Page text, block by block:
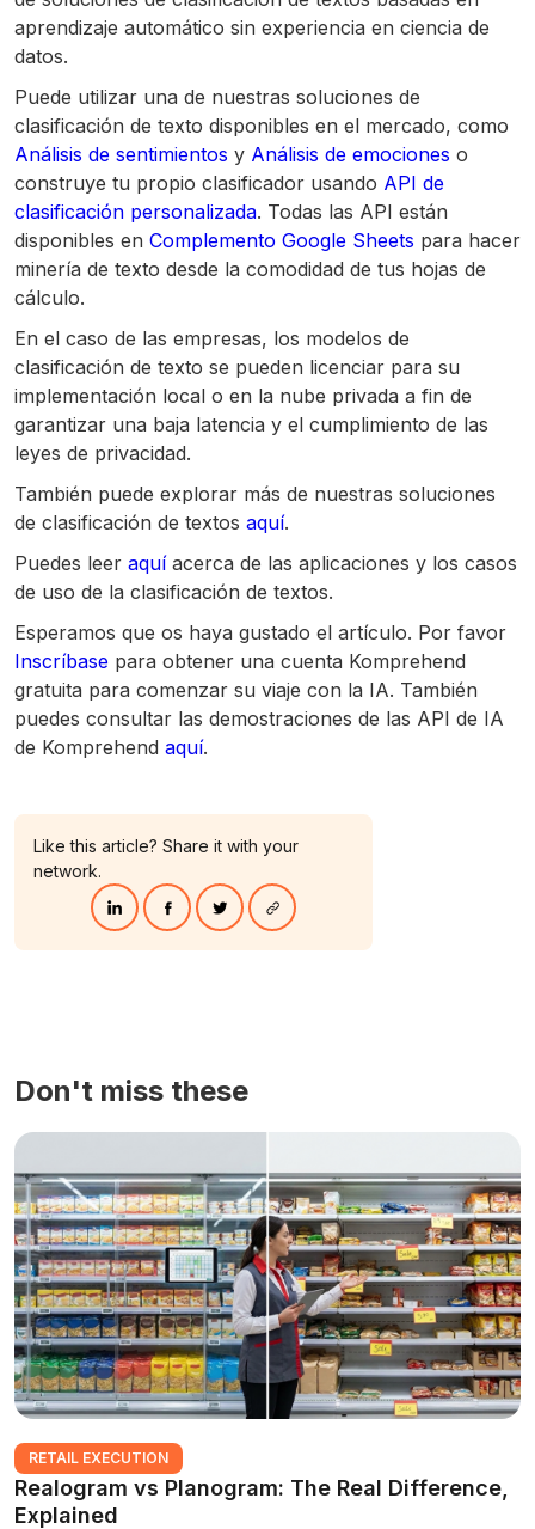
Like this article? Share it with your
network.
aprendizaje automático sin experiencia en ciencia de
datos.
Puede utilizar una de nuestras soluciones de
clasificación de texto disponibles en el mercado, como
Análisis de sentimientos y Análisis de emociones o
construye tu propio clasificador usando API de
clasificación personalizada. Todas las API están
disponibles en Complemento Google Sheets para hacer
minería de texto desde la comodidad de tus hojas de
cálculo.
En el caso de las empresas, los modelos de
clasificación de texto se pueden licenciar para su
implementación local o en la nube privada a fin de
garantizar una baja latencia y el cumplimiento de las
leyes de privacidad.
También puede explorar más de nuestras soluciones
de clasificación de textos aquí.
Puedes leer aquíacerca de las aplicaciones y los casos
de uso de la clasificación de textos.
Esperamos que os haya gustado el artículo. Por favor
Inscríbase para obtener una cuenta Komprehend
gratuita para comenzar su viaje con la IA. También
puedes consultar las demostraciones de las API de IA
de Komprehend aquí.
Don't miss these
RETAIL EXECUTION
Realogram vs Planogram: The Real Difference,
Explained